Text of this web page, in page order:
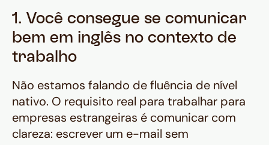
1. Você consegue se comunicar
bem em inglês no contexto de
trabalho
Não estamos falando de fluência de nível
nativo. O requisito real para trabalhar para
empresas estrangeiras é comunicar com
clareza: escrever um e-mail sem